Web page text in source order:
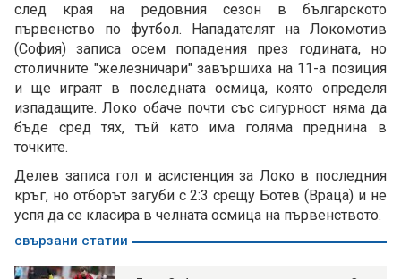
след края на редовния сезон в българското
първенство по футбол. Нападателят на Локомотив
(София) записа осем попадения през годината, но
столичните "железничари" завършиха на 11-а позиция
и ще играят в последната осмица, която определя
изпадащите. Локо обаче почти със сигурност няма да
бъде сред тях, тъй като има голяма преднина в
точките.
Делев записа гол и асистенция за Локо в последния
кръг, но отборът загуби с 2:3 срещу Ботев (Враца) и не
успя да се класира в челната осмица на първенството.
свързани статии